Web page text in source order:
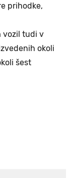
prihodke,
vozil tudi v
okoli
šest